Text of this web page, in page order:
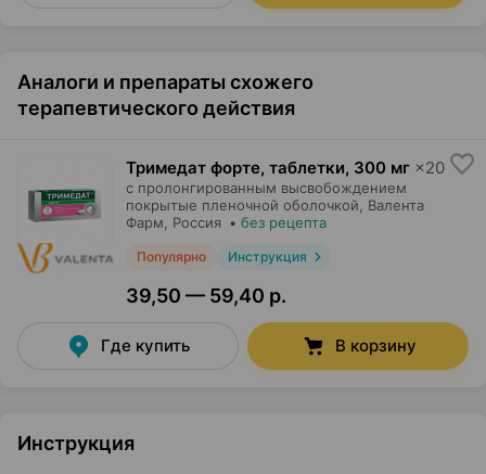
Аналоги и препараты схожего
терапевтического действия
Тримедат форте, таблетки, 300 мг ×20
с пролонгированным высвобождением
покрытые пленочной оболочкой,
Валента
Фарм , Россия • без рецепта
Популярно Инструкция
39,50 — 59,40 р.
Где купить В корзину
Инструкция